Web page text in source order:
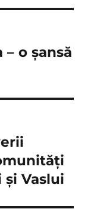
o șansă
Vaslui